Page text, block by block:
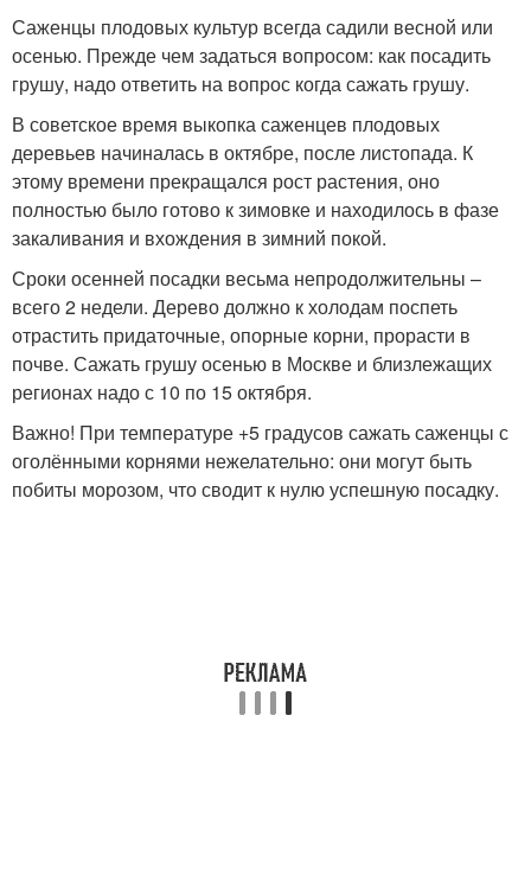
Саженцы плодовых культур всегда садили весной или
осенью. Прежде чем задаться вопросом: как посадить
грушу, надо ответить на вопрос когда сажать грушу.
В советское время выкопка саженцев плодовых
деревьев начиналась в октябре, после листопада. К
этому времени прекращался рост растения, оно
полностью было готово к зимовке и находилось в фазе
закаливания и вхождения в зимний покой.
Сроки осенней посадки весьма непродолжительны –
всего 2 недели. Дерево должно к холодам поспеть
отрастить придаточные, опорные корни, прорасти в
почве. Сажать грушу осенью в Москве и близлежащих
регионах надо с 10 по 15 октября.
Важно! При температуре +5 градусов сажать саженцы с
оголёнными корнями нежелательно: они могут быть
побиты морозом, что сводит к нулю успешную посадку.